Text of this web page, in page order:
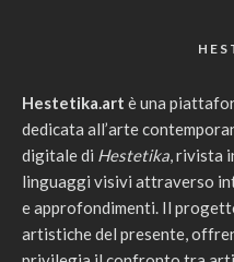
Hestetika.art è una
dedicata all’arte
digitale di Hestetika , rivista
linguaggi visivi attraverso
e approfondimenti. Il
artistiche del presente,